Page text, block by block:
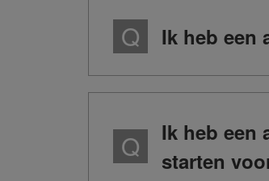
Ik heb een
Ik heb een
starten